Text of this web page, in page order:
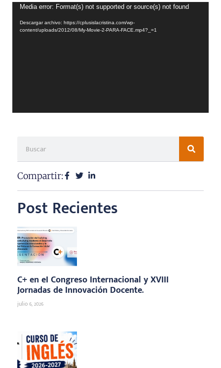
Reproductor
de
vídeo
Media error: Format(s) not supported or source(s) not found
Descargar archivo: https://cplusislacristina.com/wp-
content/uploads/2012/08/My-Movie-2-PARA-FACE.mp4?_=1
Compartir:
Post Recientes
C+ en eI Congreso Internacional y XVIII
Jornadas de Innovación Docente.
julio 6, 2026